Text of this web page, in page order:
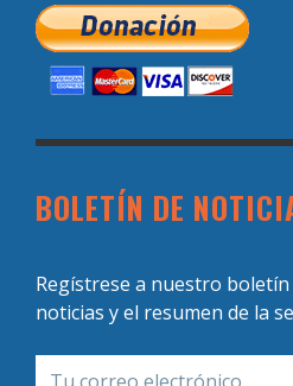
BOLETÍN DE
Regístrese a nuestro
noticias y el resumen de la